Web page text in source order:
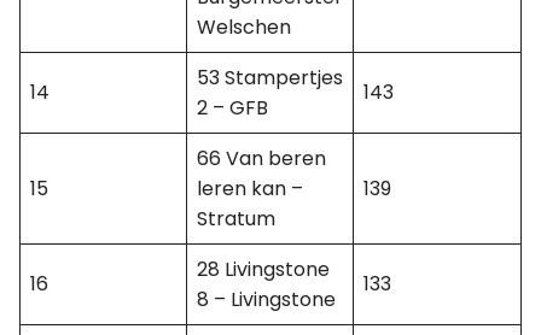
Welschen
14
53 Stampertjes
2 – GFB
143
15
66 Van beren
leren kan –
Stratum
139
16
28 Livingstone
8 – Livingstone
133